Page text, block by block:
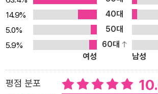
14.9%
40대
5.0%
50대
5.9%
60대
여성
남성
평점 분포